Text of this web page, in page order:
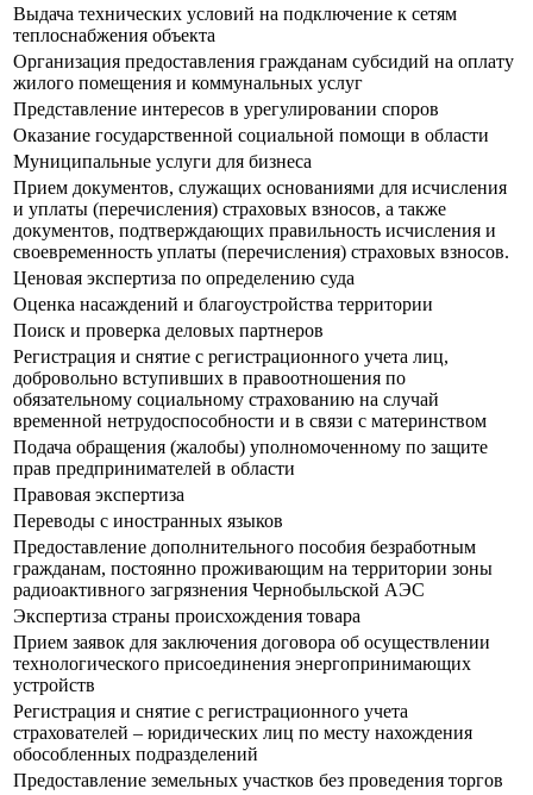
Выдача технических условий на подключение к сетям
теплоснабжения объекта
Организация предоставления гражданам субсидий на оплату
жилого помещения и коммунальных услуг
Представление интересов в урегулировании споров
Оказание государственной социальной помощи в области
Муниципальные услуги для бизнеса
Прием документов, служащих основаниями для исчисления
и уплаты (перечисления) страховых взносов, а также
документов, подтверждающих правильность исчисления и
своевременность уплаты (перечисления) страховых взносов.
Ценовая экспертиза по определению суда
Оценка насаждений и благоустройства территории
Поиск и проверка деловых партнеров
Регистрация и снятие с регистрационного учета лиц,
добровольно вступивших в правоотношения по
обязательному социальному страхованию на случай
временной нетрудоспособности и в связи с материнством
Подача обращения (жалобы) уполномоченному по защите
прав предпринимателей в области
Правовая экспертиза
Переводы с иностранных языков
Предоставление дополнительного пособия безработным
гражданам, постоянно проживающим на территории зоны
радиоактивного загрязнения Чернобыльской АЭС
Экспертиза страны происхождения товара
Прием заявок для заключения договора об осуществлении
технологического присоединения энергопринимающих
устройств
Регистрация и снятие с регистрационного учета
страхователей – юридических лиц по месту нахождения
обособленных подразделений
Предоставление земельных участков без проведения торгов